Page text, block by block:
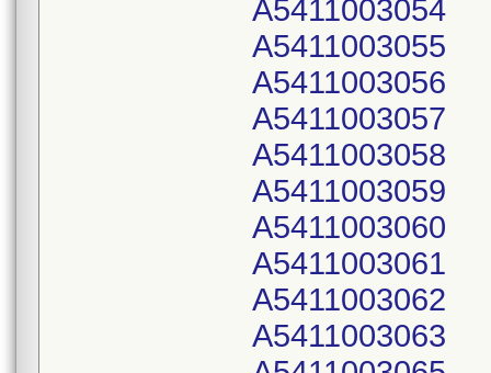
A5411003054
A5411003055
A5411003056
A5411003057
A5411003058
A5411003059
A5411003060
A5411003061
A5411003062
A5411003063